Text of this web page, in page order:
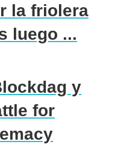
la friolera
luego ...
y
for